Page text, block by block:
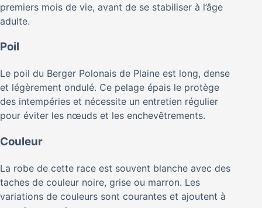
premiers mois de vie, avant de se stabiliser à l’âge
adulte.
Poil
Le poil du Berger Polonais de Plaine est long, dense
et légèrement ondulé. Ce pelage épais le protège
des intempéries et nécessite un entretien régulier
pour éviter les nœuds et les enchevêtrements.
Couleur
La robe de cette race est souvent blanche avec des
taches de couleur noire, grise ou marron. Les
variations de couleurs sont courantes et ajoutent à